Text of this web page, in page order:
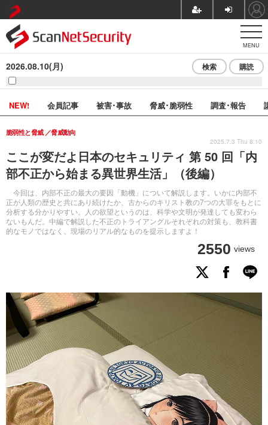
MENU
2026.08.10(月) 検索 購読
NEW! 会員記事 被害･事故 脅威･脆弱性 調査･報告
ここが変だよ日本のセキュリティ 第 50 回「内
部不正から始まる異世界生活」（後編）
今回は、内部不正の最大の要因「動機」について解説します。いかに内部不
正が人類の歴史と共にあり続けたか、古からのキリスト教の7つの大罪をもとに
分析する分かりやすい。人の欲望というのは、科学や文明が発達しても変わら
ないもんだ。中編で解説した不正のトライアングルそれぞれの対策も、教科書
的なモノではなく、現場のリアル的なものを提示しますよ！
脆弱性と脅威 脅威動向
2550 views
2025.7.3 Thu 8:10